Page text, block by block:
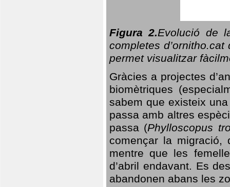
Figura 2.Evolució de
completes
permet visualitzar
Gràcies a projectes
biomètriques
sabem que existeix
passa amb altres
passa (Phylloscopus
començar la migració,
mentre que les
d’abril endavant. Es
abandonen abans les